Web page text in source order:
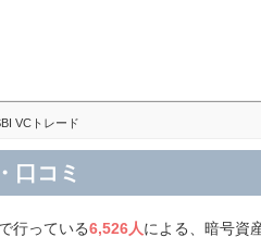
VCトレード
口コミ
行っている6,526人による、暗号資